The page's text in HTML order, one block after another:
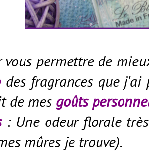
vous permettre de
des fragrances que
de mes goûts
: Une odeur florale
mûres je trouve).